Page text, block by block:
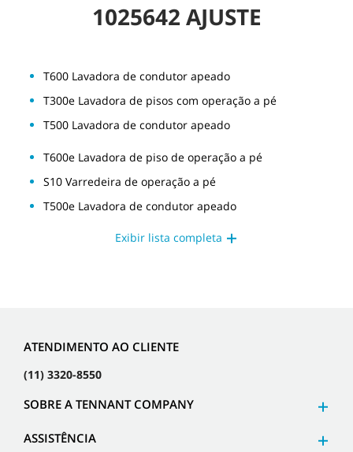
1025642 AJUSTE
T600 Lavadora de condutor apeado
T300e Lavadora de pisos com operação a pé
T500 Lavadora de condutor apeado
T600e Lavadora de piso de operação a pé
S10 Varredeira de operação a pé
T500e Lavadora de condutor apeado
Exibir lista completa
ATENDIMENTO AO CLIENTE
(11) 3320-8550
SOBRE A TENNANT COMPANY
ASSISTÊNCIA